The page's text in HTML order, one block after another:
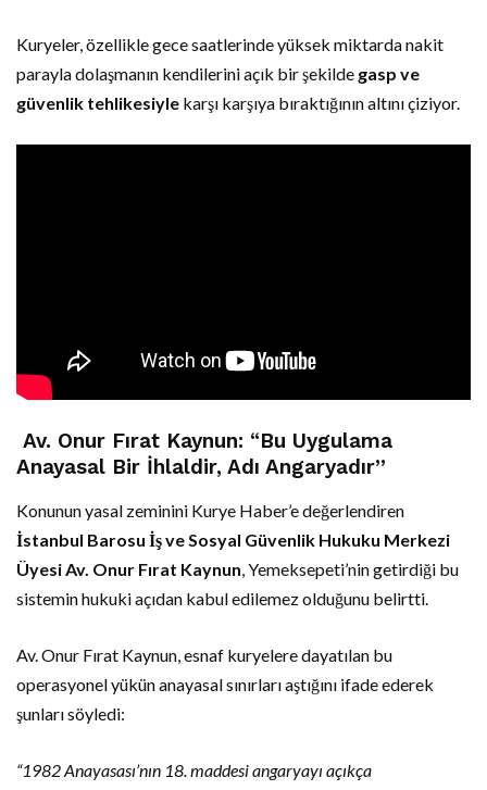
Kuryeler, özellikle gece saatlerinde yüksek miktarda nakit
parayla dolaşmanın kendilerini açık bir şekilde gasp ve
güvenlik tehlikesiyle karşı karşıya bıraktığının altını çiziyor.
Av. Onur Fırat Kaynun: “Bu Uygulama
Anayasal Bir İhlaldir, Adı Angaryadır”
Konunun yasal zeminini Kurye Haber’e değerlendiren
İstanbul Barosu İş ve Sosyal Güvenlik Hukuku Merkezi
Üyesi Av. Onur Fırat Kaynun , Yemeksepeti’nin getirdiği bu
sistemin hukuki açıdan kabul edilemez olduğunu belirtti.
Av. Onur Fırat Kaynun, esnaf kuryelere dayatılan bu
operasyonel yükün anayasal sınırları aştığını ifade ederek
şunları söyledi:
“1982 Anayasası’nın 18. maddesi angaryayı açıkça